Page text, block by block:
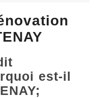
est-il